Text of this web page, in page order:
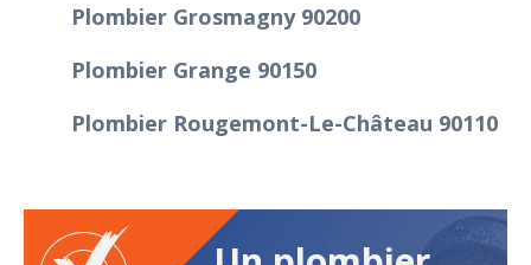
Plombier Grosmagny 90200
Plombier Grange 90150
Plombier Rougemont-Le-Château 90110